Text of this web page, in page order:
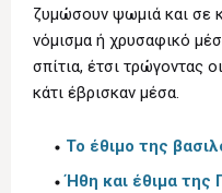
ζυμώσουν ψωμιά και σε
νόμισμα ή χρυσαφικό
σπίτια, έτσι τρώγοντας
κάτι έβρισκαν μέσα.
Το έθιμο της
Ήθη και έθιμα της